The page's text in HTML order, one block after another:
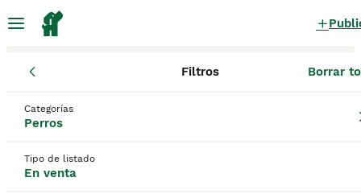
Filtros Borrar
Categorías
Perros
Tipo de listado
En venta
Cachorros Enanos en venta